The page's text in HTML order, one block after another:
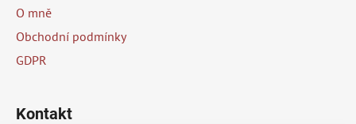
O mně
Obchodní podmínky
GDPR
Kontakt